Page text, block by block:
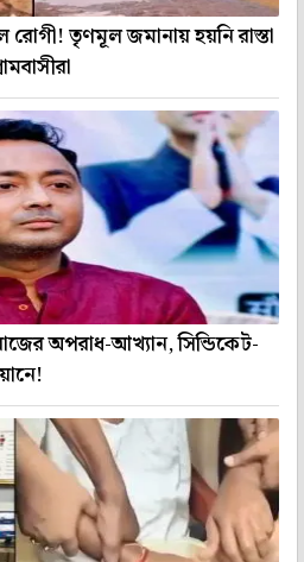
রোগী! তৃণমূল জমানায় হয়নি রাস্তা
অপরাধ-আখ্যান, সিন্ডিকেট-